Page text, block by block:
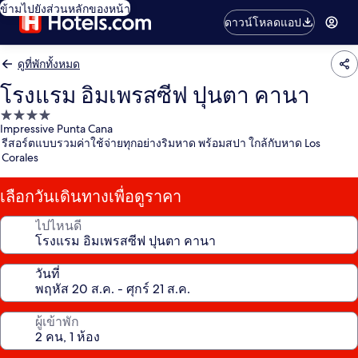
ข้ามไปยังส่วนหลักของหน้า
ดาวน์โหลดแอป
ดูที่พักทั้งหมด
โรงแรม อิมเพรสซีฟ ปุนตา คานา
ที่พัก
4.0
ดาว
Impressive Punta Cana
รีสอร์ตแบบรวมค่าใช้จ่ายทุกอย่างริมหาด พร้อมสปา ใกล้กับหาด Los
Corales
เลือกวันเดินทางเพื่อดูราคา
ไปไหนดี
วันที่
ผู้เข้าพัก